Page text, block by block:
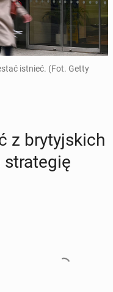
istnieć. (Fot. Getty
z bry­tyj­skich
stra­te­gię